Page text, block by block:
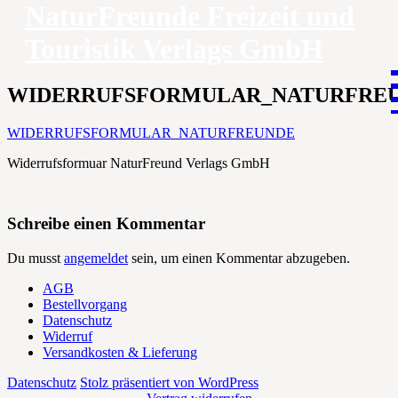
Inhalt
springen
WIDERRUFSFORMULAR_NATURFREUNDE
Widerrufsformuar NaturFreund Verlags GmbH
Schreibe einen Kommentar
Du musst angemeldet sein, um einen Kommentar abzugeben.
AGB
Bestellvorgang
Datenschutz
Widerruf
Versandkosten & Lieferung
Datenschutz Stolz präsentiert von WordPress